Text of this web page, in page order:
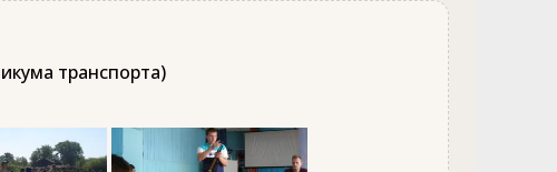
транспорта)